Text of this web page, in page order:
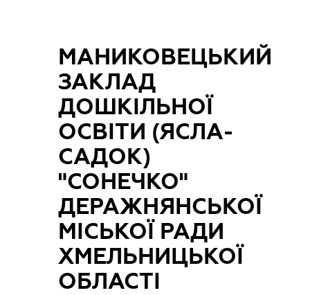
МАНИКОВЕЦЬКИЙ
ЗАКЛАД
ДОШКІЛЬНОЇ
ОСВІТИ (ЯСЛА-
САДОК)
"СОНЕЧКО"
ДЕРАЖНЯНСЬКОЇ
МІСЬКОЇ РАДИ
ХМЕЛЬНИЦЬКОЇ
ОБЛАСТІ